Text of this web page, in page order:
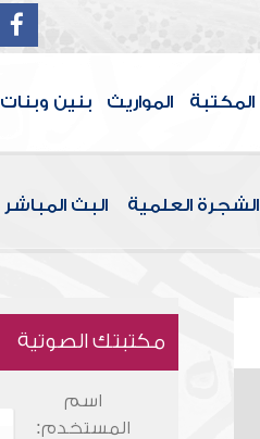
المكتبة المواريث بنين وبنات
الشجرة العلمية البث المباشر
مكتبتك الصوتية
اسم
المستخدم: